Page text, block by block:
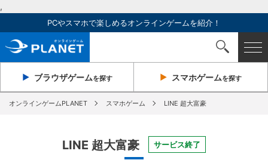
,
PCやスマホで楽しめるオンラインゲームを紹介！
ブラウザゲームを探す スマホゲームを探す
オンラインゲームPLANET スマホゲーム LINE 超大富豪
LINE 超大富豪 サービス終了